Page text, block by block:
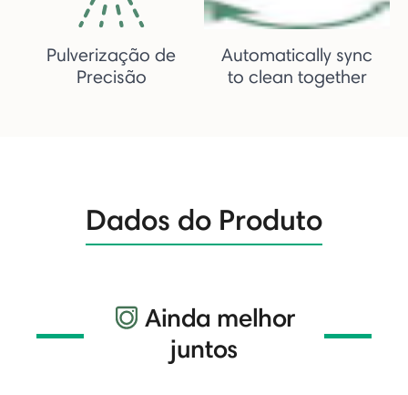
Pulverização de
Precisão
Automatically sync
to clean together
Dados do Produto
Ainda melhor
juntos